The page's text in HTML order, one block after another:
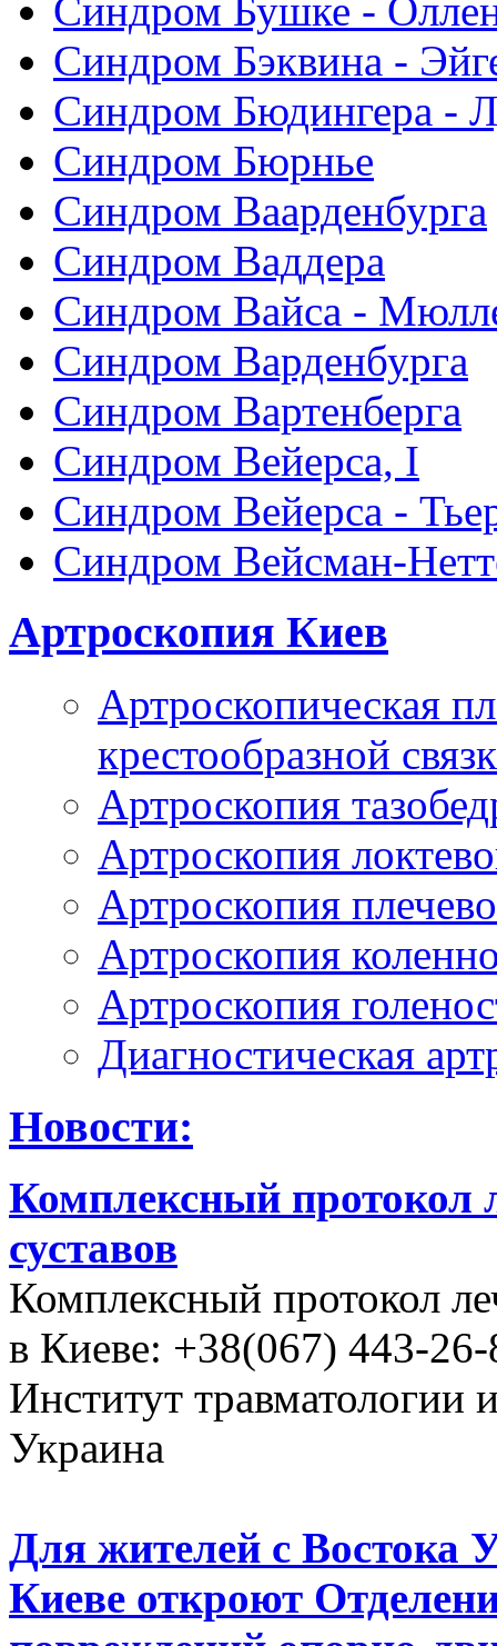
Синдром Бушке -
Синдром Бэквина -
Синдром Бюдингера -
Синдром Бюрнье
Синдром Ваарденбурга
Синдром Ваддера
Синдром Вайса -
Синдром Варденбурга
Синдром Вартенберга
Синдром Вейерса, I
Синдром Вейерса -
Синдром Вейсман-
Артроскопия Киев
Артроскопическая
крестообразной
Артроскопия
Артроскопия
Артроскопия
Артроскопия
Артроскопия
Диагностическая
Новости:
Комплексный протокол
суставов
Комплексный протокол
в Киеве: +38(067) 443-
Институт
Украина
Для жителей с
Киеве откроют